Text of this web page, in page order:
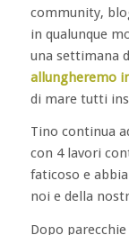
community,
in qualunque
una settimana
allungheremo
di mare tutti
Tino continua
con 4 lavori
faticoso e
noi e della
Dopo